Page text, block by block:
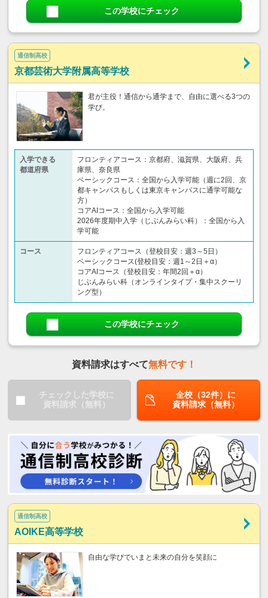
この学校にチェック
通信制高校
京都芸術大学附属高等学校
君が主役！通信から通学まで、自由に選べる3つの
学び。
入学できる
都道府県
フロンティアコース：京都府、滋賀県、大阪府、兵
庫県、奈良県
ベーシックコース：全国から入学可能（週に2回、京
都キャンパスもしくは東京キャンパスに通学可能な
方）
コアAIコース：全国から入学可能
2026年度期中入学（じぶんみらい科）：全国から入
学可能
コース
フロンティアコース（登校目安：週3～5日）
ベーシックコース(登校目安：週1～2日＋α）
コアAIコース（登校目安：年間2回＋α）
じぶんみらい科（オンラインタイプ・集中スクーリ
ング型）
この学校にチェック
資料請求はすべて無料です！
チェックした学校に
資料請求（無料）
全校（32件）に
資料請求（無料）
通信制高校
AOIKE高等学校
自由な学びでいまと未来の自分を笑顔に